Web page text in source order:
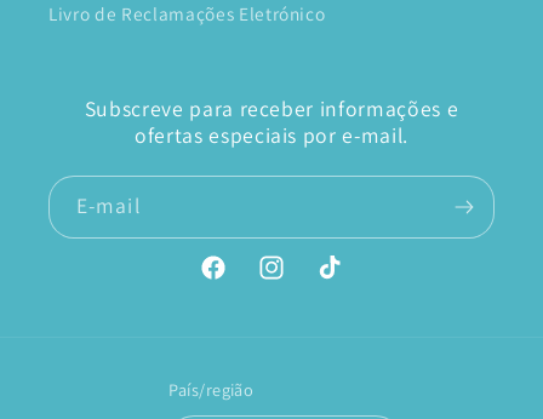
Livro de Reclamações Eletrónico
Subscreve para receber informações e
ofertas especiais por e-mail.
E-mail
FacebookInstagramTikTok
País/região